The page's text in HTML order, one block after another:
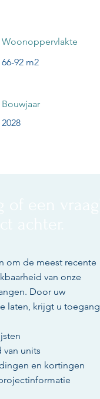
Woonoppervlakte
66-92 m2
Bouwjaar
2028
om de meest recente
van onze
Door uw
laten, krijgt u toegang
van units
en kortingen